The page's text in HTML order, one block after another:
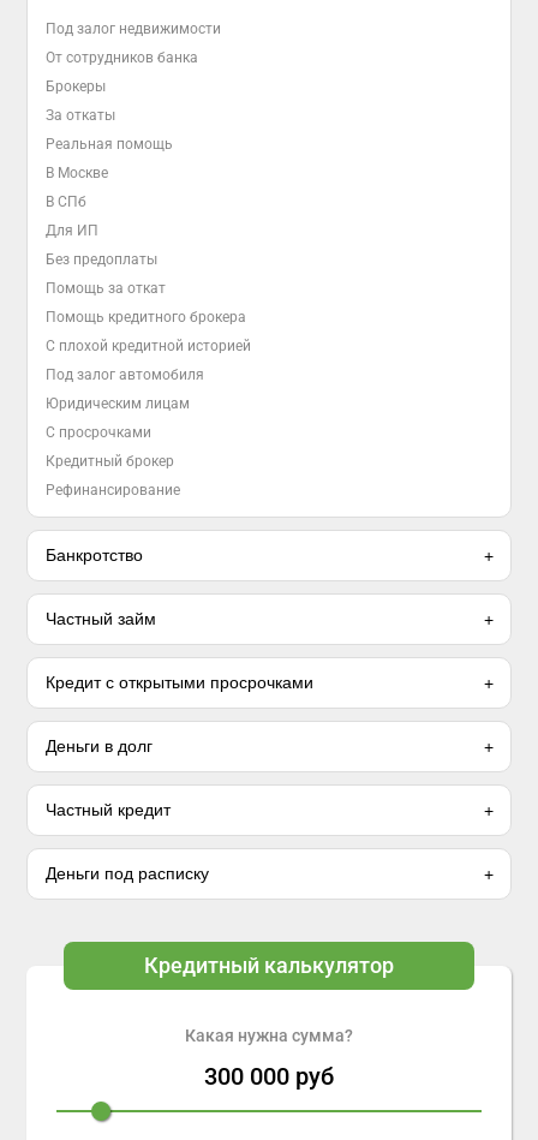
Под залог недвижимости
От сотрудников банка
Брокеры
За откаты
Реальная помощь
В Москве
В СПб
Для ИП
Без предоплаты
Помощь за откат
Помощь кредитного брокера
С плохой кредитной историей
Под залог автомобиля
Юридическим лицам
С просрочками
Кредитный брокер
Рефинансирование
Банкротство
Частный займ
Кредит с открытыми просрочками
Деньги в долг
Частный кредит
Деньги под расписку
Кредитный калькулятор
Какая нужна сумма?
300 000 руб